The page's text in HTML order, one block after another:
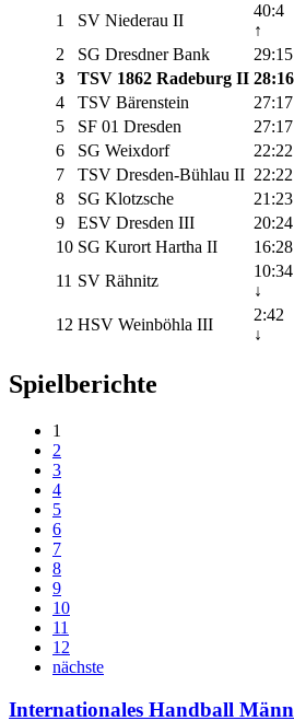
1 SV Niederau II
40:4
↑
2
SG Dresdner Bank
29:15
3
TSV 1862 Radeburg II 28:16
4
TSV Bärenstein
27:17
5
SF 01 Dresden
27:17
6
SG Weixdorf
22:22
7
TSV Dresden-Bühlau II 22:22
8
SG Klotzsche
21:23
9
ESV Dresden III
20:24
10 SG Kurort Hartha II
16:28
11 SV Rähnitz
10:34
↓
12 HSV Weinböhla III
2:42
↓
Spielberichte
1
2
3
4
5
6
7
8
9
10
11
12
nächste
Internationales Handball